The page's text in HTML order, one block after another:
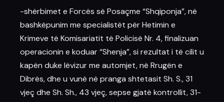
-shërbimet e Forcës së Posaçme “Shqiponja”, në
bashkëpunim me specialistët për Hetimin e
Krimeve të Komisariatit të Policisë Nr. 4, finalizuan
operacionin e koduar “Shenja”, si rezultat i të cilit u
kapën duke lëvizur me automjet, në Rrugën e
Dibrës, dhe u vunë në pranga shtetasit Sh. S., 31
vjeç dhe Sh. Sh., 43 vjeç, sepse gjatë kontrollit, 31-